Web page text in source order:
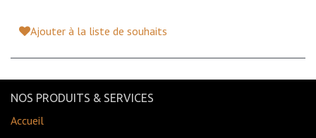
Ajouter à la liste de souhaits
NOS PRODUITS & SERVICES
Accueil